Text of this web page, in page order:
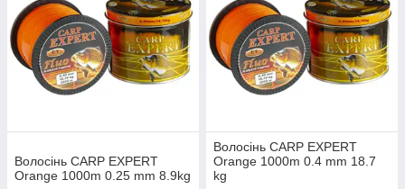
Волосінь CARP EXPERT
Orange 1000m 0.25 mm 8.9kg
Волосінь CARP EXPERT
Orange 1000m 0.4 mm 18.7
kg